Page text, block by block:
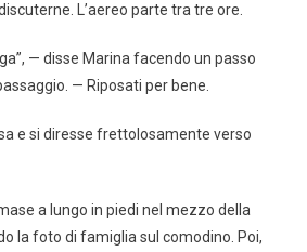
L’aereo parte tra tre ore.
— disse Marina facendo un passo
— Riposati per bene.
e si diresse frettolosamente verso
a lungo in piedi nel mezzo della
la foto di famiglia sul comodino. Poi,